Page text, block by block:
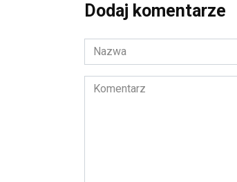
Dodaj komentarze
Nazwa
*
Komentarz